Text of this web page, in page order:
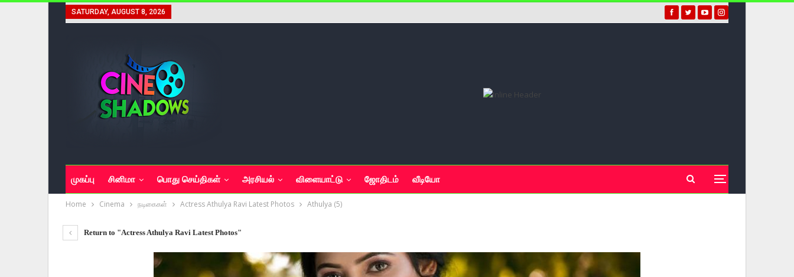
SATURDAY, AUGUST 8, 2026
முகப்பு சினிமா பொது செய்திகள் அரசியல் விளையாட்டு ஜோதிடம் வீடியோ
Home Cinema நடிகைகள் Actress Athulya Ravi Latest Photos Athulya (5)
Return to "Actress Athulya Ravi Latest Photos"